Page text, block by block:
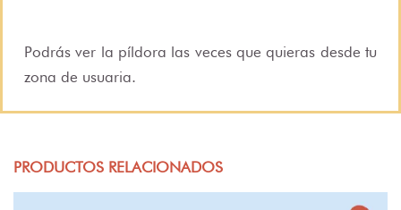
Podrás ver la píldora las veces que quieras desde tu
zona de usuaria.
PRODUCTOS RELACIONADOS